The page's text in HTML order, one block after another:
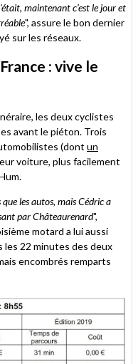
maintenant c'est le jour et
", assure le bon dernier
sur les réseaux.
: vive le
les deux cyclistes
avant le piéton. Trois
(dont un
voiture, plus facilement
les autos, mais Cédric a
par Châteaurenard",
motard a lui aussi
les 22 minutes des deux
encombrés remparts